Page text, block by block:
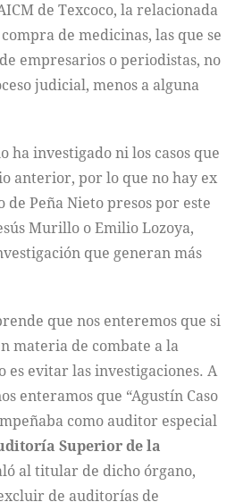
de Texcoco, la relacionada
de medicinas, las que se
empresarios o periodistas, no
judicial, menos a alguna
ha investigado ni los casos que
anterior, por lo que no hay ex
Peña Nieto presos por este
Murillo o Emilio Lozoya,
que generan más
que nos enteremos que si
materia de combate a la
es evitar las investigaciones. A
enteramos que “Agustín Caso
como auditor especial
Superior de la
al titular de dicho órgano,
de auditorías de